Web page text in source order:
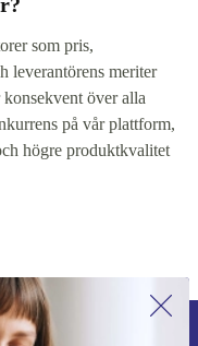
som pris,
leverantörens meriter
över alla
på vår plattform,
högre produktkvalitet